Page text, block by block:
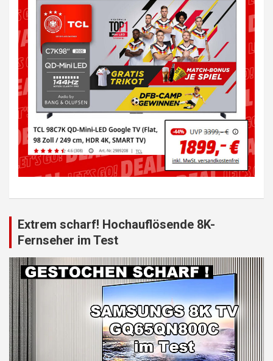
Extrem scharf! Hochauflösende 8K-
Fernseher im Test